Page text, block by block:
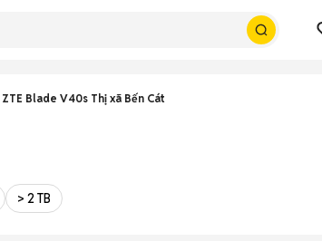
ZTE Blade V40s Thị xã Bến Cát
> 2 TB